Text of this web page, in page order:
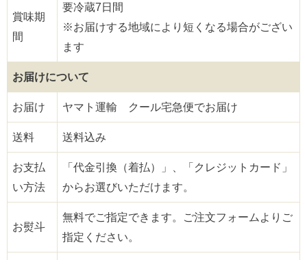
賞味期
間
要冷蔵7日間
※お届けする地域により短くなる場合がござい
ます
お届けについて
お届け ヤマト運輸 クール宅急便でお届け
送料 送料込み
お支払
い方法
「代金引換（着払）」、「クレジットカード」
からお選びいただけます。
お熨斗
無料でご指定できます。ご注文フォームよりご
指定ください。